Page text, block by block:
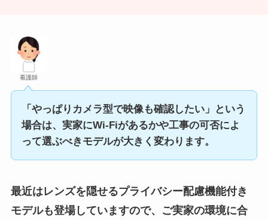
看護師
「やっぱりカメラ型で映像も確認したい」という
場合は、実家にWi-Fiがあるかや工事の可否によ
って選ぶべきモデルが大きく変わります。
最近はレンズを隠せるプライバシー配慮機能付き
モデルも登場していますので、ご実家の環境に合